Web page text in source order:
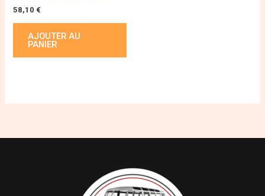
58,10 €
AJOUTER AU
PANIER